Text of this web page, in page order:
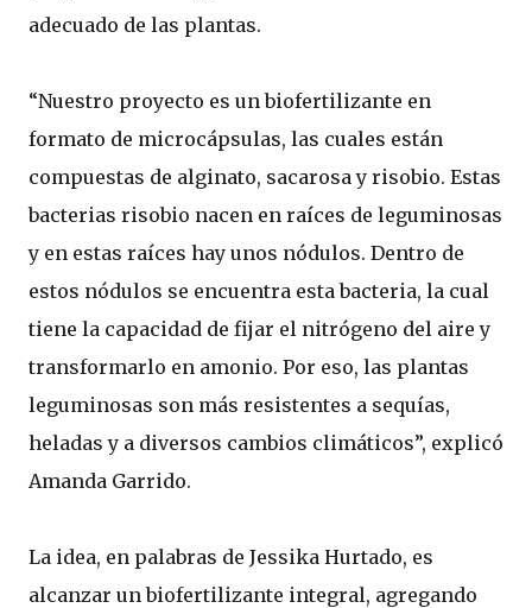
adecuado de las plantas.
“Nuestro proyecto es un biofertilizante en
formato de microcápsulas, las cuales están
compuestas de alginato, sacarosa y risobio. Estas
bacterias risobio nacen en raíces de leguminosas
y en estas raíces hay unos nódulos. Dentro de
estos nódulos se encuentra esta bacteria, la cual
tiene la capacidad de fijar el nitrógeno del aire y
transformarlo en amonio. Por eso, las plantas
leguminosas son más resistentes a sequías,
heladas y a diversos cambios climáticos”, explicó
Amanda Garrido.
La idea, en palabras de Jessika Hurtado, es
alcanzar un biofertilizante integral, agregando